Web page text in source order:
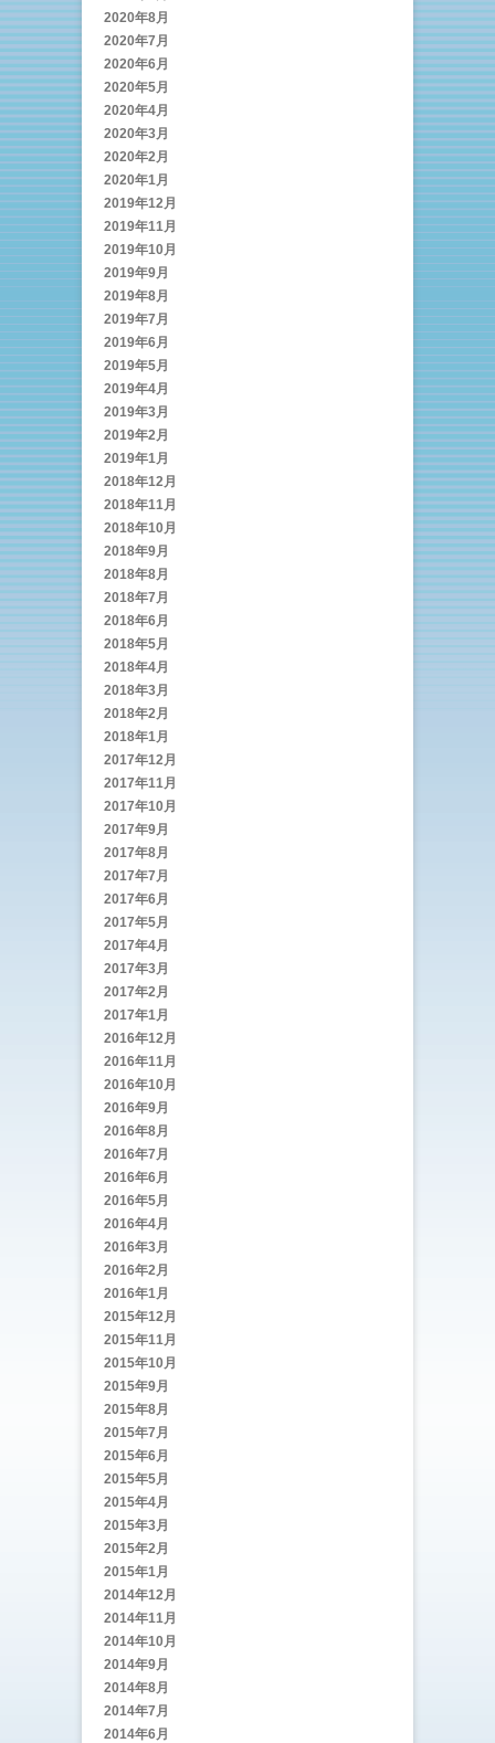
2020年8月
2020年7月
2020年6月
2020年5月
2020年4月
2020年3月
2020年2月
2020年1月
2019年12月
2019年11月
2019年10月
2019年9月
2019年8月
2019年7月
2019年6月
2019年5月
2019年4月
2019年3月
2019年2月
2019年1月
2018年12月
2018年11月
2018年10月
2018年9月
2018年8月
2018年7月
2018年6月
2018年5月
2018年4月
2018年3月
2018年2月
2018年1月
2017年12月
2017年11月
2017年10月
2017年9月
2017年8月
2017年7月
2017年6月
2017年5月
2017年4月
2017年3月
2017年2月
2017年1月
2016年12月
2016年11月
2016年10月
2016年9月
2016年8月
2016年7月
2016年6月
2016年5月
2016年4月
2016年3月
2016年2月
2016年1月
2015年12月
2015年11月
2015年10月
2015年9月
2015年8月
2015年7月
2015年6月
2015年5月
2015年4月
2015年3月
2015年2月
2015年1月
2014年12月
2014年11月
2014年10月
2014年9月
2014年8月
2014年7月
2014年6月